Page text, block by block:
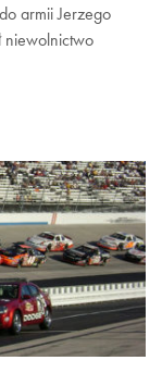
armii Jerzego
niewolnictwo